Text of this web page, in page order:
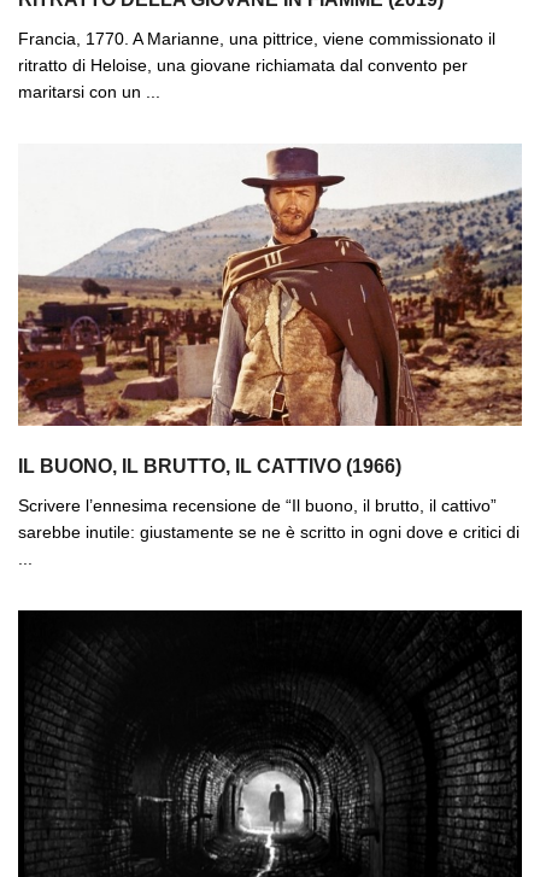
Francia, 1770. A Marianne, una pittrice, viene commissionato il
ritratto di Heloise, una giovane richiamata dal convento per
maritarsi con un ...
IL BUONO, IL BRUTTO, IL CATTIVO (1966)
Scrivere l’ennesima recensione de “Il buono, il brutto, il cattivo”
sarebbe inutile: giustamente se ne è scritto in ogni dove e critici di
...